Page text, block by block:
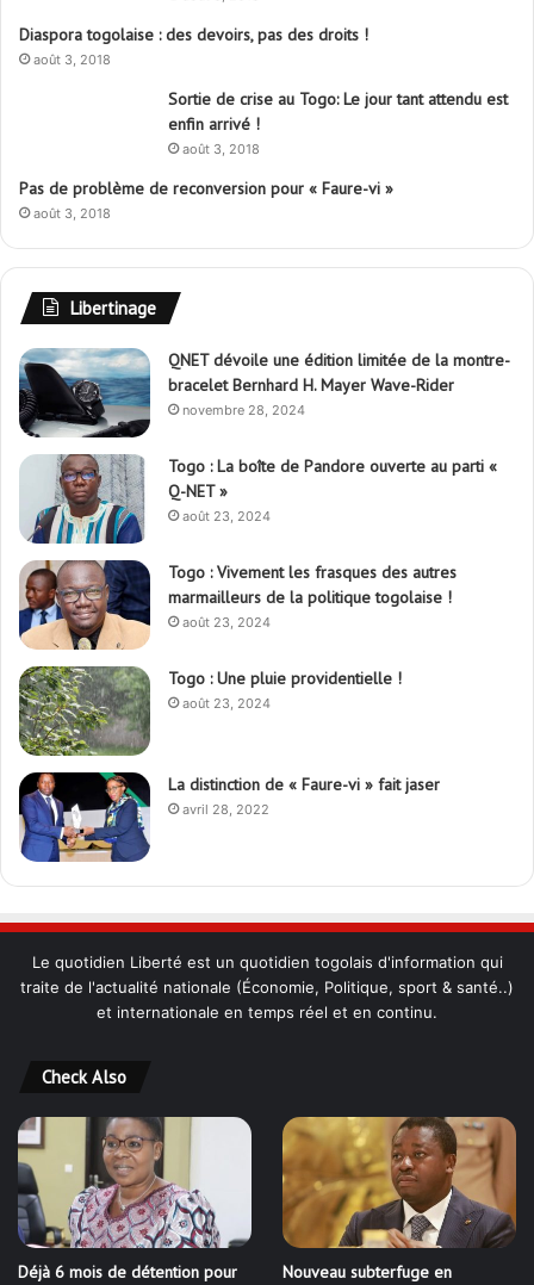
Diaspora togolaise : des devoirs, pas des droits !
août 3, 2018
Sortie de crise au Togo: Le jour tant attendu est
enfin arrivé !
août 3, 2018
Pas de problème de reconversion pour « Faure-vi »
août 3, 2018
Libertinage
QNET dévoile une édition limitée de la montre-
bracelet Bernhard H. Mayer Wave-Rider
novembre 28, 2024
Togo : La boîte de Pandore ouverte au parti «
Q-NET »
août 23, 2024
Togo : Vivement les frasques des autres
marmailleurs de la politique togolaise !
août 23, 2024
Togo : Une pluie providentielle !
août 23, 2024
La distinction de « Faure-vi » fait jaser
avril 28, 2022
Le quotidien Liberté est un quotidien togolais d'information qui
traite de l'actualité nationale (Économie, Politique, sport & santé..)
et internationale en temps réel et en continu.
Check Also
Déjà 6 mois de détention pour
Nouveau subterfuge en